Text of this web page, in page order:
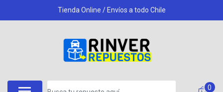
Tienda Online / Envíos a todo Chile
0